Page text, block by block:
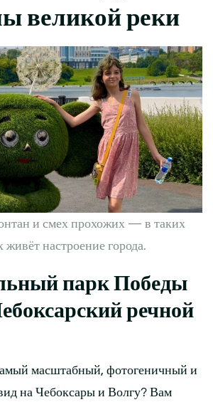
великой реки
и смех прохожих — в таких
живёт настроение города.
парк Победы
речной
масштабный, фотогеничный и
на Чебоксары и Волгу? Вам